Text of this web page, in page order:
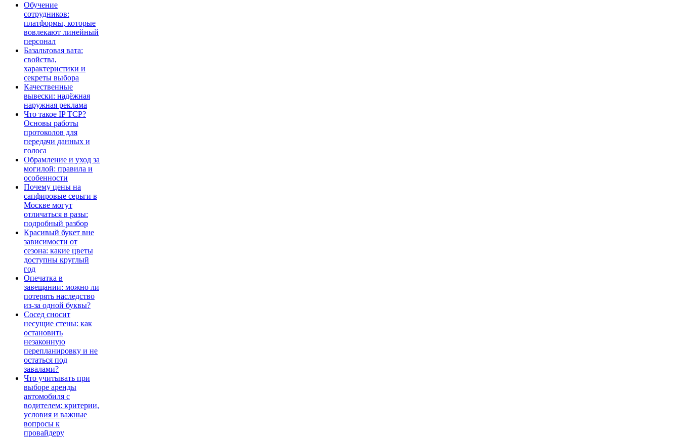
Обучение
сотрудников:
платформы, которые
вовлекают линейный
персонал
Базальтовая вата:
свойства,
характеристики и
секреты выбора
Качественные
вывески: надёжная
наружная реклама
Что такое IP TCP?
Основы работы
протоколов для
передачи данных и
голоса
Обрамление и уход за
могилой: правила и
особенности
Почему цены на
сапфировые серьги в
Москве могут
отличаться в разы:
подробный разбор
Красивый букет вне
зависимости от
сезона: какие цветы
доступны круглый
год
Опечатка в
завещании: можно ли
потерять наследство
из-за одной буквы?
Сосед сносит
несущие стены: как
остановить
незаконную
перепланировку и не
остаться под
завалами?
Что учитывать при
выборе аренды
автомобиля с
водителем: критерии,
условия и важные
вопросы к
провайдеру